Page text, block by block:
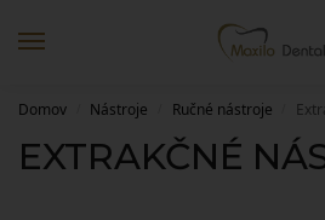
Domov Nástroje Ručné nástroje
EXTRAKČNÉ